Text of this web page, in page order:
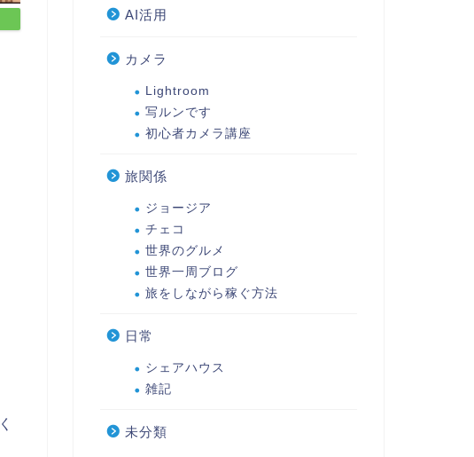
AI活用
カメラ
Lightroom
写ルンです
初心者カメラ講座
旅関係
ジョージア
チェコ
世界のグルメ
世界一周ブログ
旅をしながら稼ぐ方法
日常
シェアハウス
雑記
未分類